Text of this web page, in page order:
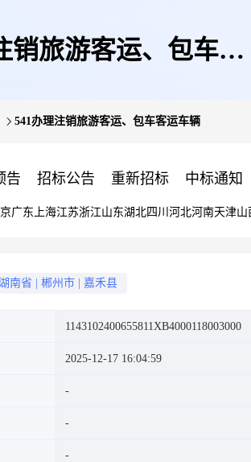
销旅游客运、包车客
541办理注销旅游客运、包车客运车辆
告 招标公告 重新招标 中标通知
广东 上海江苏浙江山东湖北四川 河北河南天津山
南省 郴州市 嘉禾县
1143102400655811XB4000118003000
2025-12-17 16:04:59